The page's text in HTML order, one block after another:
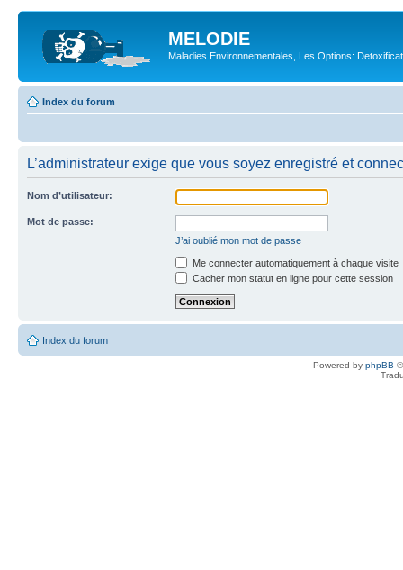
MELODIE
Maladies Environnementales, Les Options:
Index du forum
L’administrateur exige que vous soyez enregistré et
Nom d’utilisateur:
Mot de passe:
J’ai oublié mon mot de passe
Me connecter automatiquement à chaque visite
Cacher mon statut en ligne pour cette session
Index du forum
Powered by phpBB